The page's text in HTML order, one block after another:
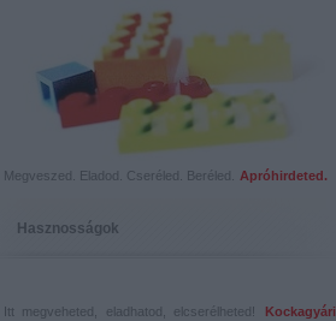
Megveszed. Eladod. Cseréled. Beréled. Apróhirdeted.
Hasznosságok
Itt megveheted, eladhatod, elcserélheted!
Kockagyári